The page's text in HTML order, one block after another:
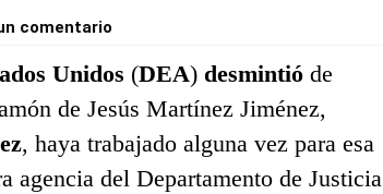
comentario
Unidos (DEA) desmintióde
de Jesús Martínez Jiménez,
, haya trabajado alguna vez para esa
agencia del Departamento de Justicia